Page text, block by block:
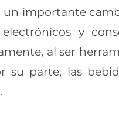
un importante
y
al ser
su parte, las